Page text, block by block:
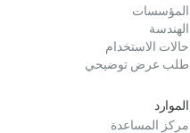
المؤسسات
الهندسة
حالات الاستخدام
طلب عرض توضيحي
الموارد
مركز المساعدة